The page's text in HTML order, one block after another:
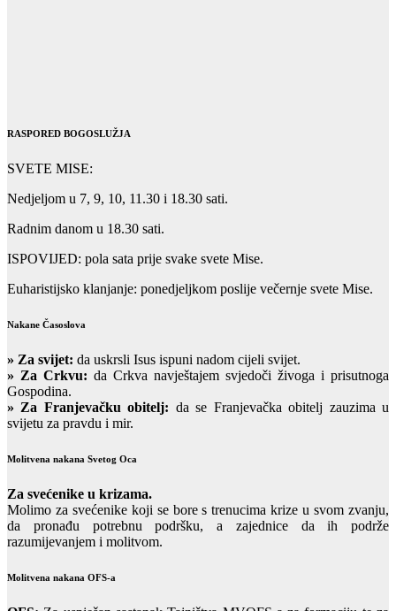
RASPORED BOGOSLUŽJA
SVETE MISE:
Nedjeljom u 7, 9, 10, 11.30 i 18.30 sati.
Radnim danom u 18.30 sati.
ISPOVIJED: pola sata prije svake svete Mise.
Euharistijsko klanjanje: ponedjeljkom poslije večernje svete Mise.
Nakane Časoslova
» Za svijet: da uskrsli Isus ispuni nadom cijeli svijet.
» Za Crkvu: da Crkva navještajem svjedoči živoga i prisutnoga
Gospodina.
» Za Franjevačku obitelj: da se Franjevačka obitelj zauzima u
svijetu za pravdu i mir.
Molitvena nakana Svetog Oca
Za svećenike u krizama.
Molimo za svećenike koji se bore s trenucima krize u svom zvanju,
da pronađu potrebnu podršku, a zajednice da ih podrže
razumijevanjem i molitvom.
Molitvena nakana OFS-a